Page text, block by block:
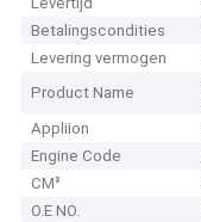
Betalingscondities
Levering vermogen
Product Name
Appliion
Engine Code
CM³
O.E NO.